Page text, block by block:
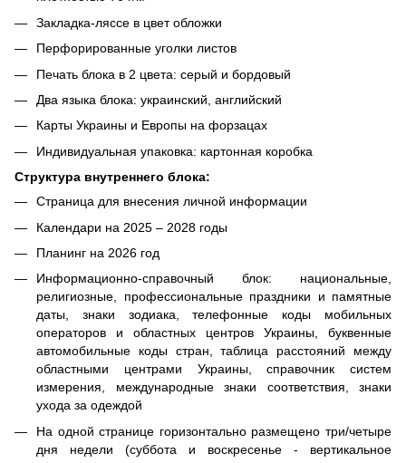
Закладка-ляссе в цвет обложки
Перфорированные уголки листов
Печать блока в 2 цвета: серый и бордовый
Два языка блока: украинский, английский
Карты Украины и Европы на форзацах
Индивидуальная упаковка: картонная коробка
Структура внутреннего блока:
Страница для внесения личной информации
Календари на 2025 – 2028 годы
Планинг на 2026 год
Информационно-справочный блок: национальные,
религиозные, профессиональные праздники и памятные
даты, знаки зодиака, телефонные коды мобильных
операторов и областных центров Украины, буквенные
автомобильные коды стран, таблица расстояний между
областными центрами Украины, справочник систем
измерения, международные знаки соответствия, знаки
ухода за одеждой
На одной странице горизонтально размещено три/четыре
дня недели (суббота и воскресенье - вертикальное